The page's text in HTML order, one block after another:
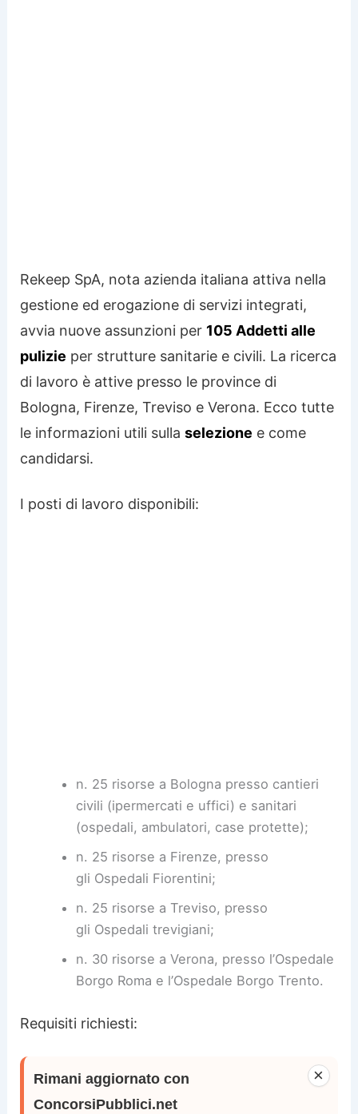
Rekeep SpA, nota azienda italiana attiva nella
gestione ed erogazione di servizi integrati,
avvia nuove assunzioni per 105 Addetti alle
pulizie per strutture sanitarie e civili. La ricerca
di lavoro è attive presso le province di
Bologna, Firenze, Treviso e Verona. Ecco tutte
le informazioni utili sullaselezione e come
candidarsi.
I posti di lavoro disponibili:
n. 25 risorse a Bologna presso cantieri
civili (ipermercati e uffici) e sanitari
(ospedali, ambulatori, case protette);
n. 25 risorse a Firenze, presso
gli Ospedali Fiorentini;
n. 25 risorse a Treviso, presso
gli Ospedali trevigiani;
n. 30 risorse a Verona, presso l’Ospedale
Borgo Roma e l’Ospedale Borgo Trento.
Requisiti richiesti:
×
Rimani aggiornato con
ConcorsiPubblici.net